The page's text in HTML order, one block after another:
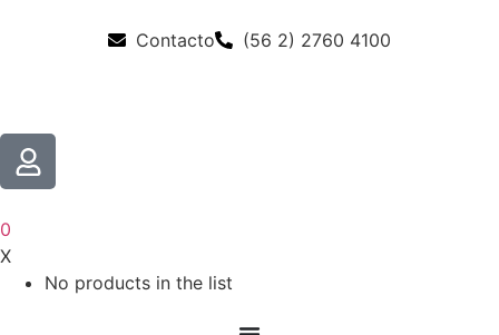
Contacto (56 2) 2760 4100
0
X
No products in the list